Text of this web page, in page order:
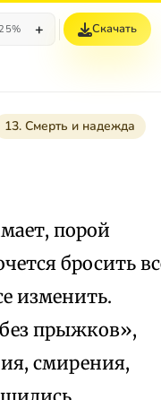
+ Скачать
13. Смерть и надежда
порой
бросить
изменить.
прыжков»,
смирения,